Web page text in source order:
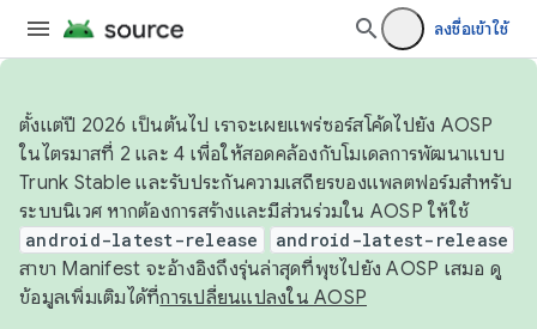
ลงชื่อเข้าใช้
ตั้งแต่ปี 2026 เป็นต้นไป เราจะเผยแพร่ซอร์สโค้ดไปยัง AOSP
ในไตรมาสที่ 2 และ 4 เพื่อให้สอดคล้องกับโมเดลการพัฒนาแบบ
Trunk Stable และรับประกันความเสถียรของแพลตฟอร์มสำหรับ
ระบบนิเวศ หากต้องการสร้างและมีส่วนร่วมใน AOSP ให้ใช้
android-latest-release android-latest-release
สาขา Manifest จะอ้างอิงถึงรุ่นล่าสุดที่พุชไปยัง AOSP เสมอ ดู
ข้อมูลเพิ่มเติมได้ที่การเปลี่ยนแปลงใน AOSP